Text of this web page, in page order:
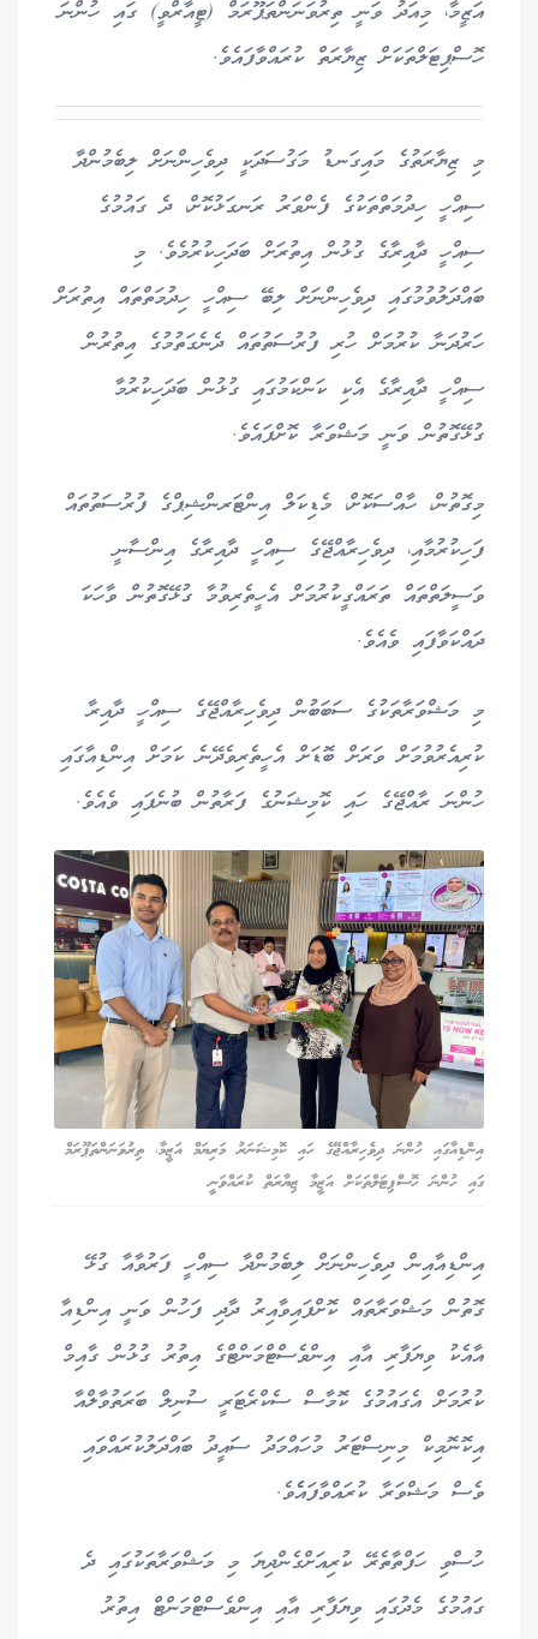
އަޒީމާ، މިއަދު ވަނީ ތިރުވަނަންތަޕޫރަމް (ޓީއާރްވީ) ގައި ހުންނަ
ހޮސްޕިޓަލްތަކަށް ޒިޔާރަތް ކުރައްވާފައެވެ.
މި ޒިޔާރަތުގެ މައިގަނޑު މަގުސަދަކީ ދިވެހިންނަށް ލިބެމުންދާ
ސިއްހީ ހިދުމަތްތަކުގެ ފެންވަރު ރަނގަޅުކޮށް، ދެ ގައުމުގެ
ސިއްހީ ދާއިރާގެ ގުޅުން އިތުރަށް ބަދަހިކުރުމެވެ. މި
ބައްދަލުވުމުގައި ދިވެހިންނަށް ލިބޭ ސިއްހީ ހިދުމަތްތައް އިތުރަށް
ހަރުދަނާ ކުރުމަށް ހުރި ފުރުސަތުތައް ދެނެގަތުމުގެ އިތުރުން
ސިއްހީ ދާއިރާގެ އެކި ކަންކަމުގައި ގުޅުން ބަދަހިކުރުމާ
ގުޅޭގޮތުން ވަނީ މަޝްވަރާ ކޮށްފައެވެ.
މިގޮތުން، ހާއްސަކޮށް، މެޑިކަލް އިންޓަރންޝިޕްގެ ފުރުސަތުތައް
ފަހިކުރުމާއި، ދިވެހިރާއްޖޭގެ ސިއްހީ ދާއިރާގެ އިންސާނީ
ވަސީލަތްތައް ތަރައްގީކުރުމަށް އެހީތެރިވުމާ ގުޅޭގޮތުން ވާހަކަ
ދައްކަވާފައި ވެއެވެ.
މި މަޝްވަރާތަކުގެ ސަބަބުން ދިވެހިރާއްޖޭގެ ސިއްހީ ދާއިރާ
ކުރިއެރުވުމަށް ވަރަށް ބޮޑަށް އެހީތެރިވެދޭނެ ކަމަށް އިންޑިއާގައި
ހުންނަ ރާއްޖޭގެ ހައި ކޮމިޝަނުގެ ފަރާތުން ބުނެފައި ވެއެވެ.
އިންޑިއާގައި ހުންނަ ދިވެހިރާއްޖޭގެ ހައި ކޮމިޝަނަރު މަރިޔަމް އަޒީމާ، ތިރުވަނަންތަޕޫރަމް
ގައި ހުންނަ ހޮސްޕިޓަލްތަކަށް އަޒީމާ ޒިޔާރަތް ކުރައްވަނީ
އިންޑިއާއިން ދިވެހިންނަށް ލިބެމުންދާ ސިއްހީ ފަރުވާއާ ގުޅޭ
ގޮތުން މަޝްވަރާތައް ކޮށްފައިވާއިރު ދާދި ފަހުން ވަނީ އިންޑިއާ
އާއެކު ވިޔަފާރި އާއި އިންވެސްޓްމަންޓްގެ އިތުރު ގުޅުން ގާއިމް
ކުރުމަށް އެގައުމުގެ ކޮމާސް ސެކްރެޓަރީ ސުނިލް ބަރަތުވާލްއާ
އިކޮނޮމިކް މިނިސްޓަރު މުހައްމަދު ސައީދު ބައްދަލުކުރައްވައި
ވެސް މަޝްވަރާ ކުރައްވާފައެެވެ.
ހުސްވި ހަފްތާތެރޭ ކުރިއަށްގެންދިޔަ މި މަޝްވަރާތަކުގައި ދެ
ގައުމުގެ މެދުގައި ވިޔަފާރި އާއި އިންވެސްޓްމަންޓް އިތުރު